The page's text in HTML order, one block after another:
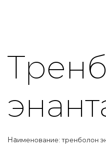
Наименование: тренболон